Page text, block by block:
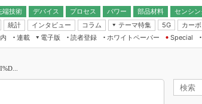
端技術
デバイス
プロセス パワー 部品材料 センシ
無線
統計 インタビュー コラム
テーマ特集
ジカルAI
5G カー
IoT・エッジコンピ
EXPO
連載
電子版
読者登録 ホワイトペーパー
Special